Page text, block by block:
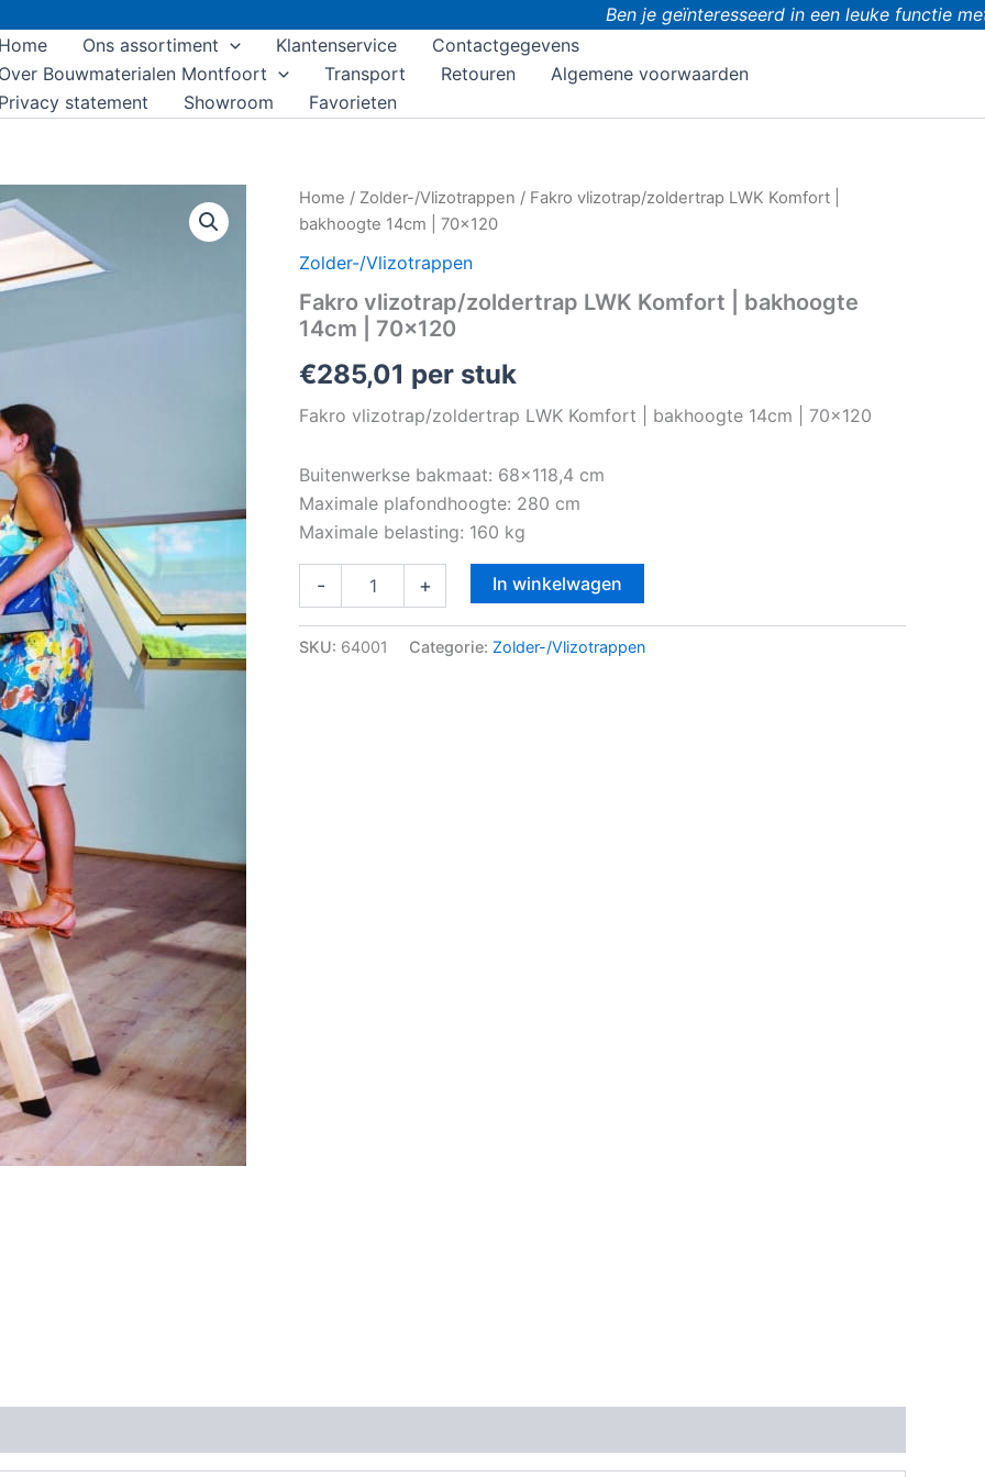
Ben je geïnteresseerd in een leuke functie met
Ons assortiment Klantenservice
Contactgegevens
Bouwmaterialen Montfoort
Transport Retouren
Algemene voorwaarden
statement
Showroom Favorieten
Home / Zolder-/Vlizotrappen / Fakro vlizotrap/zoldertrap LWK Komfort |
bakhoogte 14cm | 70×120
Zolder-/Vlizotrappen
Fakro vlizotrap/zoldertrap LWK Komfort | bakhoogte
14cm | 70×120
€285,01 per stuk
Fakro vlizotrap/zoldertrap LWK Komfort | bakhoogte 14cm | 70×120
Buitenwerkse bakmaat: 68×118,4 cm
Maximale plafondhoogte: 280 cm
Maximale belasting: 160 kg
-
Fakro
vlizotrap/zoldertrap
Komfort
bakhoogte
14cm
70x120
+ In winkelwagen
SKU: 64001 Categorie: Zolder-/Vlizotrappen